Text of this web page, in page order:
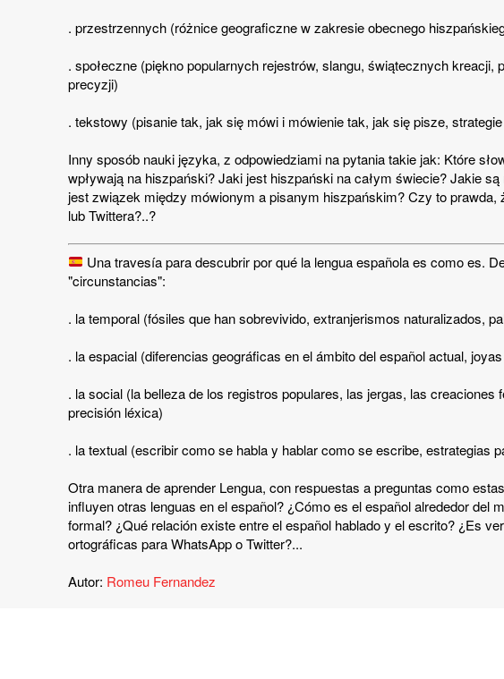
. przestrzennych (różnice geograficzne w zakresie obecnego
. społeczne (piękno popularnych rejestrów, slangu, świątecznych
precyzji)
. tekstowy (pisanie tak, jak się mówi i mówienie tak, jak się pisze,
Inny sposób nauki języka, z odpowiedziami na pytania takie jak: Które
wpływają na hiszpański? Jaki jest hiszpański na całym świecie? Jakie
jest związek między mówionym a pisanym hiszpańskim? Czy to
lub Twittera?..?
Una travesía para descubrir por qué la lengua española es como es.
"circunstancias":
. la temporal (fósiles que han sobrevivido, extranjerismos naturalizados,
. la espacial (diferencias geográficas en el ámbito del español actual,
. la social (la belleza de los registros populares, las jergas, las
precisión léxica)
. la textual (escribir como se habla y hablar como se escribe,
Otra manera de aprender Lengua, con respuestas a preguntas como
influyen otras lenguas en el español? ¿Cómo es el español alrededor
formal? ¿Qué relación existe entre el español hablado y el escrito? ¿Es
ortográficas para WhatsApp o Twitter?...
Autor: Romeu Fernandez